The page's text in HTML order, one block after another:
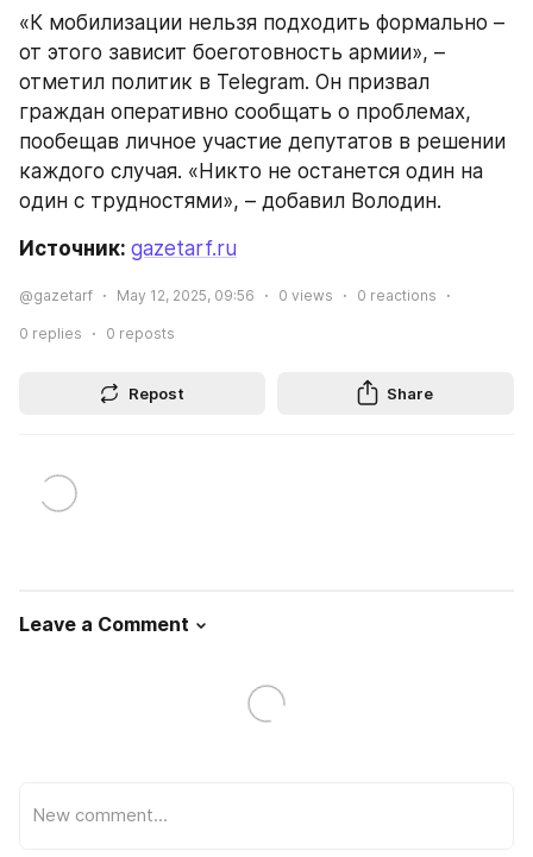
«К мобилизации нельзя подходить формально –
от этого зависит боеготовность армии», –
отметил политик в Telegram. Он призвал
граждан оперативно сообщать о проблемах,
пообещав личное участие депутатов в решении
каждого случая. «Никто не останется один на
один с трудностями», – добавил Володин.
Источник: gazetarf.ru
@gazetarf May 12, 2025, 09:56 0 views 0 reactions
0 replies 0 reposts
Repost Share
Leave a Comment